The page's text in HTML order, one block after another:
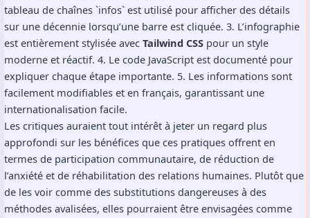
“` ### Explications: 1. Chart.js est utilisé pour créer un
graphique à barres interactif illustrant les tendances du
mouvement Sober Witch Life par décennies. 2. Un simple
tableau de chaînes `infos` est utilisé pour afficher des détails
sur une décennie lorsqu’une barre est cliquée. 3. L’infographie
est entièrement stylisée avecTailwind CSSpour un style
moderne et réactif. 4. Le code JavaScript est documenté pour
expliquer chaque étape importante. 5. Les informations sont
facilement modifiables et en français, garantissant une
internationalisation facile.